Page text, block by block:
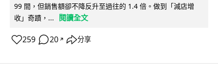
99 間，但銷售額卻不降反升至過往的 1.4 倍。做到「減店增
收」奇蹟，...
閱讀全文
259 20 ↗ 分享